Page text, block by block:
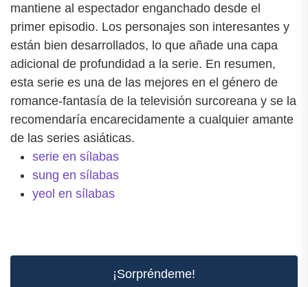
mantiene al espectador enganchado desde el
primer episodio. Los personajes son interesantes y
están bien desarrollados, lo que añade una capa
adicional de profundidad a la serie. En resumen,
esta serie es una de las mejores en el género de
romance-fantasía de la televisión surcoreana y se la
recomendaría encarecidamente a cualquier amante
de las series asiáticas.
serie en sílabas
sung en sílabas
yeol en sílabas
¡Sorpréndeme!